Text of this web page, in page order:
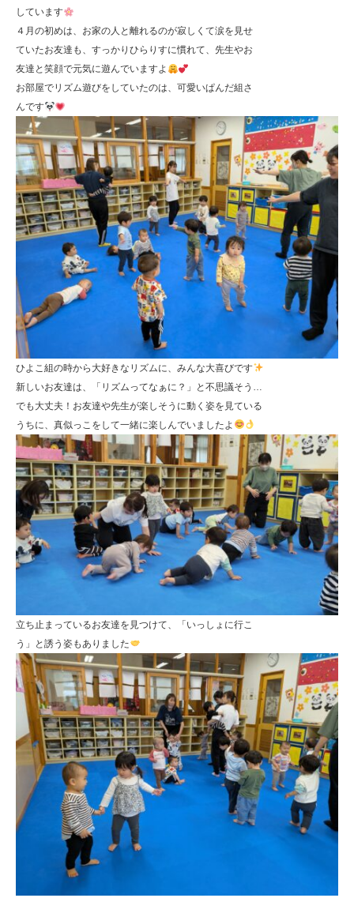
しています
４月の初めは、お家の人と離れるのが寂しくて涙を見せ
ていたお友達も、すっかりひらりすに慣れて、先生やお
友達と笑顔で元気に遊んでいますよ
お部屋でリズム遊びをしていたのは、可愛いぱんだ組さ
んです
ひよこ組の時から大好きなリズムに、みんな大喜びです
新しいお友達は、「リズムってなぁに？」と不思議そう…
でも大丈夫！お友達や先生が楽しそうに動く姿を見ている
うちに、真似っこをして一緒に楽しんでいましたよ
立ち止まっているお友達を見つけて、「いっしょに行こ
う」と誘う姿もありました